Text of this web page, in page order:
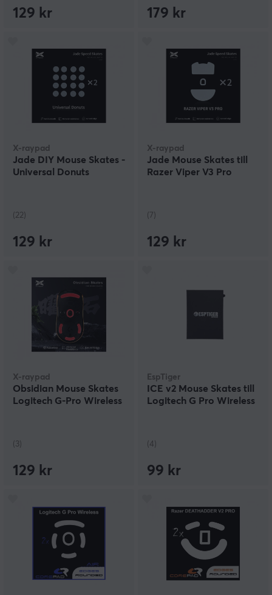
129 kr 179 kr
X-raypad
Jade DIY Mouse Skates -
Universal Donuts
(22)
129 kr
X-raypad
Jade Mouse Skates till
Razer Viper V3 Pro
(7)
129 kr
X-raypad
Obsidian Mouse Skates
Logitech G-Pro Wireless
(3)
129 kr
EspTiger
ICE v2 Mouse Skates till
Logitech G Pro Wireless
(4)
99 kr